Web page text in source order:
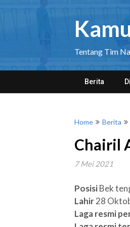
Tentang Tim
Berita
Home Berita
Chairil
7 Mei 2021
PosisiBek
Lahir28
Laga resmi